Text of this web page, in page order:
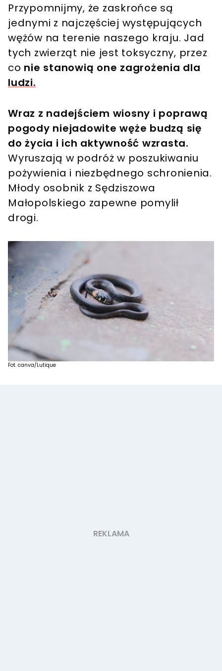
Przypomnijmy, że zaskrońce są
jednymi z najczęściej występujących
wężów na terenie naszego kraju. Jad
tych zwierząt nie jest toksyczny, przez
co nie stanowią one zagrożenia dla
ludzi.
Wraz z nadejściem wiosny i poprawą
pogody niejadowite węże budzą się
do życia i ich aktywność wzrasta.
Wyruszają w podróż w poszukiwaniu
pożywienia i niezbędnego schronienia.
Młody osobnik z Sędziszowa
Małopolskiego zapewne pomylił
drogi.
Fot. canva/Lutique